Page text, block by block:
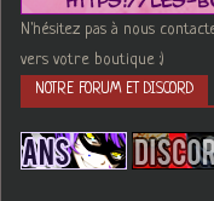
N'hésitez pas à nous
vers votre boutique :)
NOTRE FORUM ET DISCORD